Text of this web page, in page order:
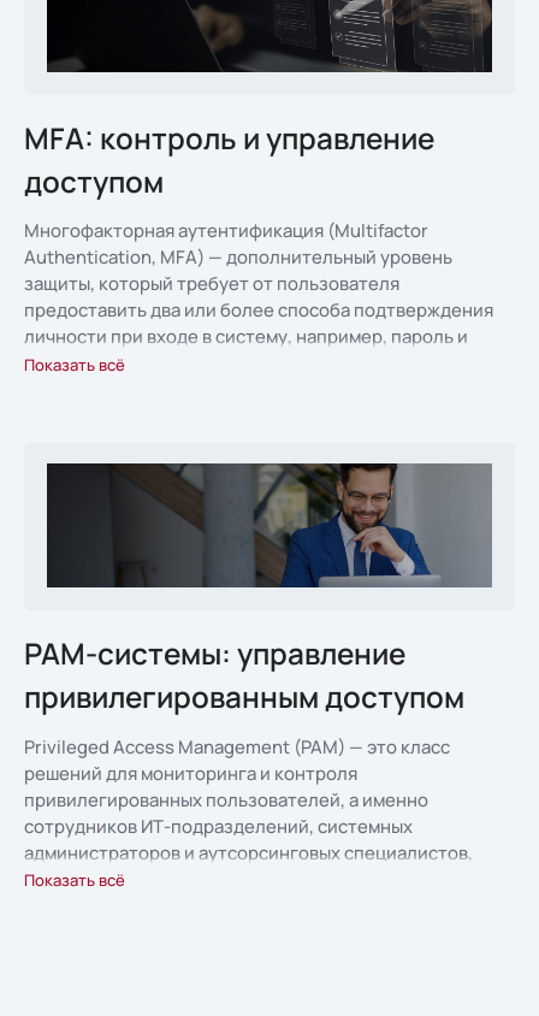
MFA: контроль и управление
доступом
Многофакторная аутентификация (Multifactor
Authentication, MFA) — дополнительный уровень
защиты, который требует от пользователя
предоставить два или более способа подтверждения
личности при входе в систему, например, пароль и
одноразовый код из приложения
Показать всё
PAM-системы: управление
привилегированным доступом
Privileged Access Management (PAM) — это класс
решений для мониторинга и контроля
привилегированных пользователей, а именно
сотрудников ИТ-подразделений, системных
администраторов и аутсорсинговых специалистов,
имеющих доступ к корпоративным ресурсам и
Показать всё